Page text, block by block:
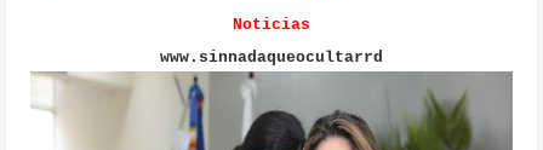
Noticias
www.sinnadaqueocultarrd